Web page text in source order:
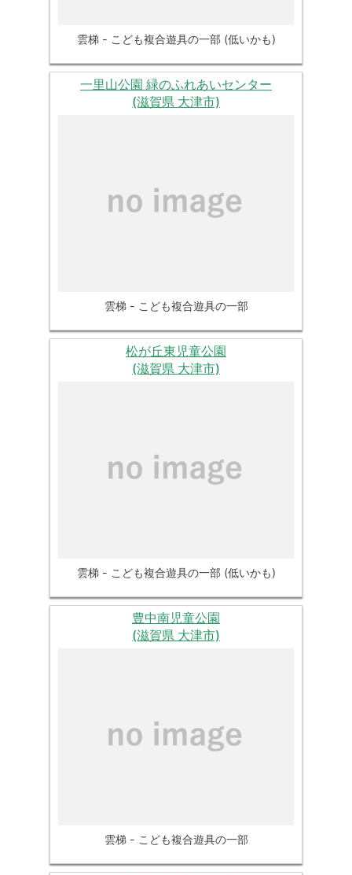
雲梯 - こども複合遊具の一部 (低いかも)
一里山公園 緑のふれあいセンター
(滋賀県 大津市)
雲梯 - こども複合遊具の一部
松が丘東児童公園
(滋賀県 大津市)
雲梯 - こども複合遊具の一部 (低いかも)
豊中南児童公園
(滋賀県 大津市)
雲梯 - こども複合遊具の一部